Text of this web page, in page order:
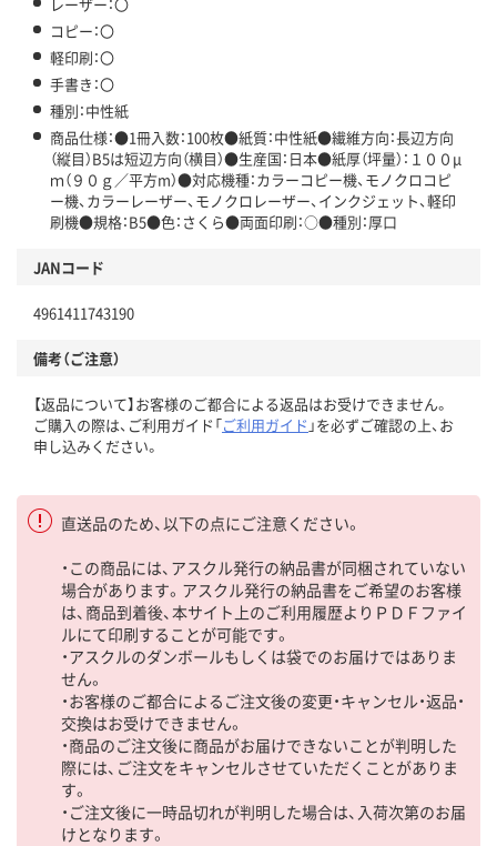
コピー：〇
軽印刷：〇
手書き：〇
種別：中性紙
商品仕様：●1冊入数：100枚●紙質：中性紙●繊維方向：長辺方向
（縦目）B5は短辺方向（横目）●生産国：日本●紙厚（坪量）：１００μ
ｍ（９０ｇ／平方m）●対応機種：カラーコピー機、モノクロコピ
ー機、カラーレーザー、モノクロレーザー、インクジェット、軽印
刷機●規格：B5●色：さくら●両面印刷：○●種別：厚口
JANコード
4961411743190
備考（ご注意）
【返品について】お客様のご都合による返品はお受けできません。
ご購入の際は、ご利用ガイド「ご利用ガイド 」を必ずご確認の上、お
申し込みください。
直送品のため、以下の点にご注意ください。
・この商品には、アスクル発行の納品書が同梱されていない
場合があります。アスクル発行の納品書をご希望のお客様
は、商品到着後、本サイト上のご利用履歴よりＰＤＦファイ
ルにて印刷することが可能です。
・アスクルのダンボールもしくは袋でのお届けではありま
せん。
・お客様のご都合によるご注文後の変更・キャンセル・返品・
交換はお受けできません。
・商品のご注文後に商品がお届けできないことが判明した
際には、ご注文をキャンセルさせていただくことがありま
す。
・ご注文後に一時品切れが判明した場合は、入荷次第のお届
けとなります。